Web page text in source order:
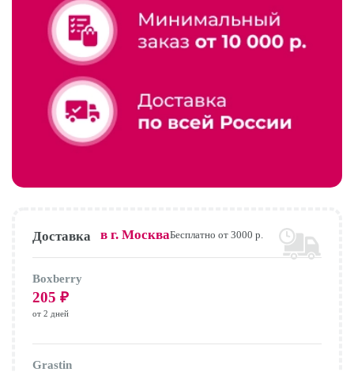
Доставка в г. МоскваБесплатно от 3000 р.
Boxberry
205 ₽
от 2 дней
Grastin